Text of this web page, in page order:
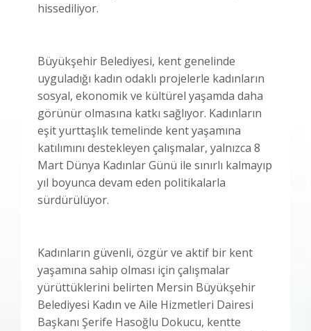
hissediliyor.
Büyükşehir Belediyesi, kent genelinde
uyguladığı kadın odaklı projelerle kadınların
sosyal, ekonomik ve kültürel yaşamda daha
görünür olmasına katkı sağlıyor. Kadınların
eşit yurttaşlık temelinde kent yaşamına
katılımını destekleyen çalışmalar, yalnızca 8
Mart Dünya Kadınlar Günü ile sınırlı kalmayıp
yıl boyunca devam eden politikalarla
sürdürülüyor.
Kadınların güvenli, özgür ve aktif bir kent
yaşamına sahip olması için çalışmalar
yürüttüklerini belirten Mersin Büyükşehir
Belediyesi Kadın ve Aile Hizmetleri Dairesi
Başkanı Şerife Hasoğlu Dokucu, kentte